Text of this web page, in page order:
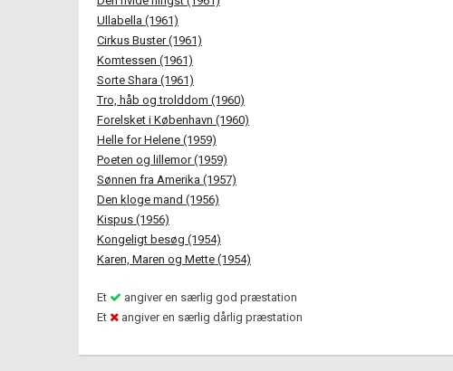
Ullabella (1961)
Cirkus Buster (1961)
Komtessen (1961)
Sorte Shara (1961)
Tro, håb og trolddom (1960)
Forelsket i København (1960)
Helle for Helene (1959)
Poeten og lillemor (1959)
Sønnen fra Amerika (1957)
Den kloge mand (1956)
Kispus (1956)
Kongeligt besøg (1954)
Karen, Maren og Mette (1954)
Et
angiver en særlig god præstation
Et
angiver en særlig dårlig præstation